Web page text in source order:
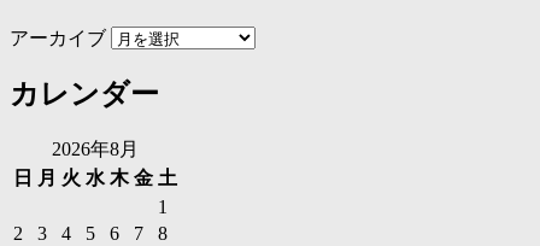
アーカイブ
カレンダー
2026年8月
日
月 火 水 木 金 土
1
2
3 4 5 6 7
8